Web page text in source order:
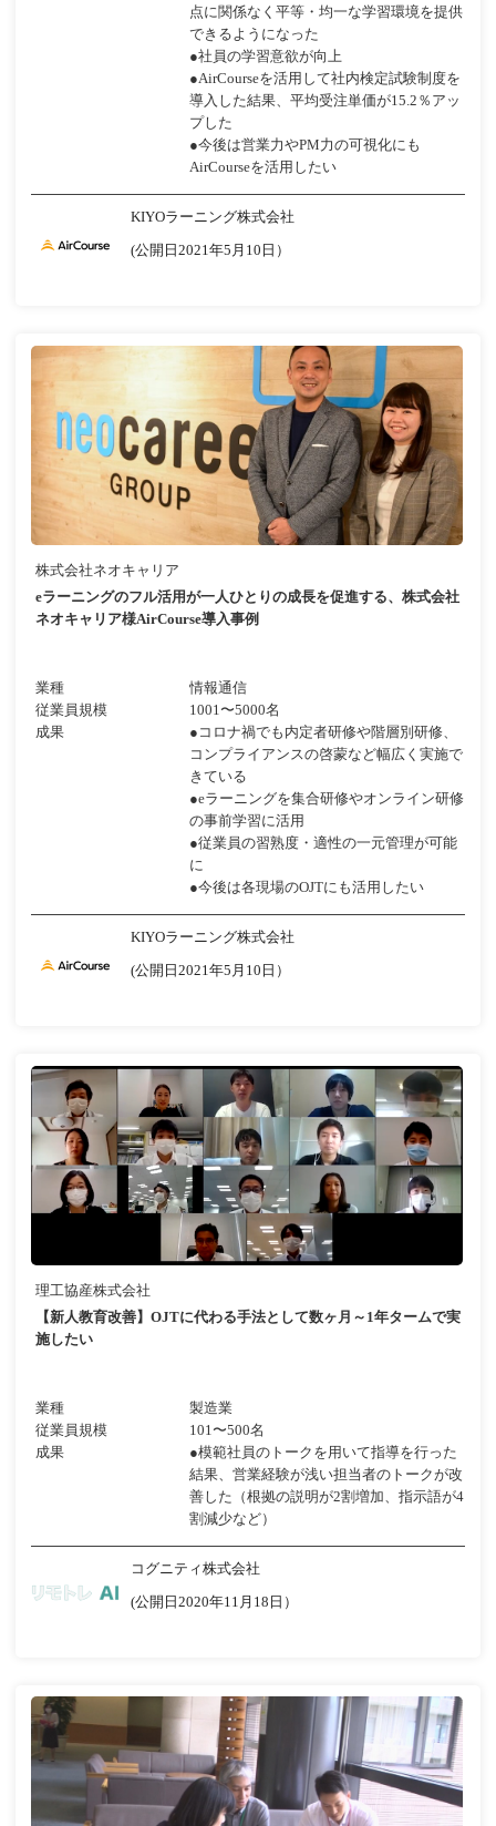
点に関係なく平等・均一な学習環境を提供
できるようになった
●社員の学習意欲が向上
●AirCourseを活用して社内検定試験制度を
導入した結果、平均受注単価が15.2％アッ
プした
●今後は営業力やPM力の可視化にも
AirCourseを活用したい
KIYOラーニング株式会社
(公開日2021年5月10日）
株式会社ネオキャリア
eラーニングのフル活用が一人ひとりの成長を促進する、株式会社
ネオキャリア様AirCourse導入事例
業種
情報通信
従業員規模
1001〜5000名
成果
●コロナ禍でも内定者研修や階層別研修、
コンプライアンスの啓蒙など幅広く実施で
きている
●eラーニングを集合研修やオンライン研修
の事前学習に活用
●従業員の習熟度・適性の一元管理が可能
に
●今後は各現場のOJTにも活用したい
KIYOラーニング株式会社
(公開日2021年5月10日）
理工協産株式会社
【新人教育改善】OJTに代わる手法として数ヶ月～1年タームで実
施したい
業種
製造業
従業員規模
101〜500名
成果
●模範社員のトークを用いて指導を行った
結果、営業経験が浅い担当者のトークが改
善した（根拠の説明が2割増加、指示語が4
割減少など）
コグニティ株式会社
(公開日2020年11月18日）